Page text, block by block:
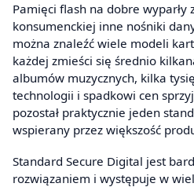
Pamięci flash na dobre wyparły
konsumenckiej inne nośniki
można znaleźć wiele modeli
każdej zmieści się średnio
albumów muzycznych, kilka
technologii i spadkowi cen
pozostał praktycznie jeden
wspierany przez większość
Standard Secure Digital jest
rozwiązaniem i występuje w